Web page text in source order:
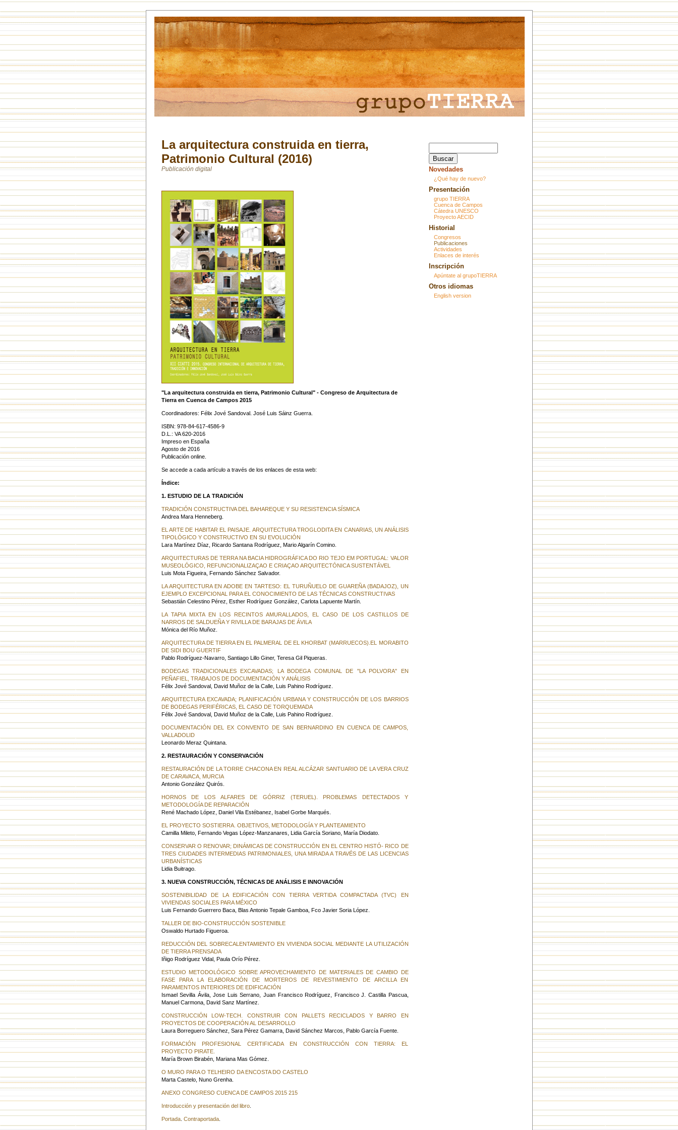
La arquitectura construida en tierra,
Patrimonio Cultural (2016)
Publicación digital
"La arquitectura construida en tierra, Patrimonio Cultural" - Congreso de Arquitectura de
Tierra en Cuenca de Campos 2015
Coordinadores: Félix Jové Sandoval. José Luis Sáinz Guerra.
ISBN: 978-84-617-4586-9
D.L.: VA 620-2016
Impreso en España
Agosto de 2016
Publicación online.
Se accede a cada artículo a través de los enlaces de esta web:
Índice:
1. ESTUDIO DE LA TRADICIÓN
TRADICIÓN CONSTRUCTIVA DEL BAHAREQUE Y SU RESISTENCIA SÍSMICA
Andrea Mara Henneberg.
EL ARTE DE HABITAR EL PAISAJE. ARQUITECTURA TROGLODITA EN CANARIAS, UN ANÁLISIS
TIPOLÓGICO Y CONSTRUCTIVO EN SU EVOLUCIÓN
Lara Martínez Díaz, Ricardo Santana Rodríguez, Mario Algarín Comino.
ARQUITECTURAS DE TERRA NA BACIA HIDROGRÁFICA DO RIO TEJO EM PORTUGAL: VALOR
MUSEOLÓGICO, REFUNCIONALIZAÇAO E CRIAÇAO ARQUITECTÓNICA SUSTENTÁVEL
Luis Mota Figueira, Fernando Sánchez Salvador.
LA ARQUITECTURA EN ADOBE EN TARTESO: EL TURUÑUELO DE GUAREÑA (BADAJOZ), UN
EJEMPLO EXCEPCIONAL PARA EL CONOCIMIENTO DE LAS TÉCNICAS CONSTRUCTIVAS
Sebastián Celestino Pérez, Esther Rodríguez González, Carlota Lapuente Martín.
LA TAPIA MIXTA EN LOS RECINTOS AMURALLADOS, EL CASO DE LOS CASTILLOS DE
NARROS DE SALDUEÑA Y RIVILLA DE BARAJAS DE ÁVILA
Mónica del Río Muñoz.
ARQUITECTURA DE TIERRA EN EL PALMERAL DE EL KHORBAT (MARRUECOS).EL MORABITO
DE SIDI BOU GUERTIF
Pablo Rodríguez-Navarro, Santiago Lillo Giner, Teresa Gil Piqueras.
BODEGAS TRADICIONALES EXCAVADAS; LA BODEGA COMUNAL DE "LA POLVORA" EN
PEÑAFIEL, TRABAJOS DE DOCUMENTACIÓN Y ANÁLISIS
Félix Jové Sandoval, David Muñoz de la Calle, Luis Pahino Rodríguez.
ARQUITECTURA EXCAVADA; PLANIFICACIÓN URBANA Y CONSTRUCCIÓN DE LOS BARRIOS
DE BODEGAS PERIFÉRICAS, EL CASO DE TORQUEMADA
Félix Jové Sandoval, David Muñoz de la Calle, Luis Pahino Rodríguez.
DOCUMENTACIÓN DEL EX CONVENTO DE SAN BERNARDINO EN CUENCA DE CAMPOS,
VALLADOLID
Leonardo Meraz Quintana.
2. RESTAURACIÓN Y CONSERVACIÓN
RESTAURACIÓN DE LA TORRE CHACONA EN REAL ALCÁZAR SANTUARIO DE LA VERA CRUZ
DE CARAVACA, MURCIA
Antonio González Quirós.
HORNOS DE LOS ALFARES DE GÓRRIZ (TERUEL). PROBLEMAS DETECTADOS Y
METODOLOGÍA DE REPARACIÓN
René Machado López, Daniel Vila Estébanez, Isabel Gorbe Marqués.
EL PROYECTO SOSTIERRA. OBJETIVOS, METODOLOGÍA Y PLANTEAMIENTO
Camilla Mileto, Fernando Vegas López-Manzanares, Lidia García Soriano, María Diodato.
CONSERVAR O RENOVAR; DINÁMICAS DE CONSTRUCCIÓN EN EL CENTRO HISTÓ- RICO DE
TRES CIUDADES INTERMEDIAS PATRIMONIALES, UNA MIRADA A TRAVÉS DE LAS LICENCIAS
URBANÍSTICAS
Lidia Buitrago.
3. NUEVA CONSTRUCCIÓN, TÉCNICAS DE ANÁLISIS E INNOVACIÓN
SOSTENIBILIDAD DE LA EDIFICACIÓN CON TIERRA VERTIDA COMPACTADA (TVC) EN
VIVIENDAS SOCIALES PARA MÉXICO
Luis Fernando Guerrero Baca, Blas Antonio Tepale Gamboa, Fco Javier Soria López.
TALLER DE BIO-CONSTRUCCIÓN SOSTENIBLE
Oswaldo Hurtado Figueroa.
REDUCCIÓN DEL SOBRECALENTAMIENTO EN VIVIENDA SOCIAL MEDIANTE LA UTILIZACIÓN
DE TIERRA PRENSADA
Iñigo Rodríguez Vidal, Paula Orío Pérez.
ESTUDIO METODOLÓGICO SOBRE APROVECHAMIENTO DE MATERIALES DE CAMBIO DE
FASE PARA LA ELABORACIÓN DE MORTEROS DE REVESTIMIENTO DE ARCILLA EN
PARAMENTOS INTERIORES DE EDIFICACIÓN
Ismael Sevilla Ávila, Jose Luis Serrano, Juan Francisco Rodríguez, Francisco J. Castilla Pascua,
Manuel Carmona, David Sanz Martínez.
CONSTRUCCIÓN LOW-TECH. CONSTRUIR CON PALLETS RECICLADOS Y BARRO EN
PROYECTOS DE COOPERACIÓN AL DESARROLLO
Laura Borreguero Sánchez, Sara Pérez Gamarra, David Sánchez Marcos, Pablo García Fuente.
FORMACIÓN PROFESIONAL CERTIFICADA EN CONSTRUCCIÓN CON TIERRA: EL
PROYECTO PIRATE.
María Brown Birabén, Mariana Mas Gómez.
O MURO PARA O TELHEIRO DA ENCOSTA DO CASTELO
Marta Castelo, Nuno Grenha.
ANEXO CONGRESO CUENCA DE CAMPOS 2015 215
Introducción y presentación del libro.
Portada. Contraportada.
Novedades
¿Qué hay de nuevo?
Presentación
grupo TIERRA
Cuenca de Campos
Cátedra UNESCO
Proyecto AECID
Historial
Congresos
Publicaciones
Actividades
Enlaces de interés
Inscripción
Apúntate al grupoTIERRA
Otros idiomas
English version